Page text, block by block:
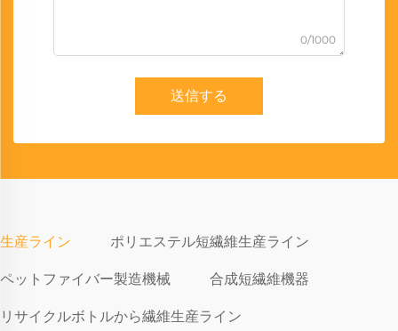
0/1000
送信する
生産ライン ポリエステル短繊維生産ライン
ペットファイバー製造機械 合成短繊維機器
リサイクルボトルから繊維生産ライン